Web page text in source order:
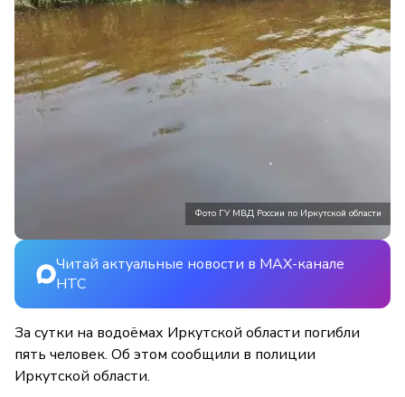
Фото ГУ МВД России по Иркутской области
Читай актуальные новости в MAX-канале
НТС
За сутки на водоёмах Иркутской области погибли
пять человек. Об этом сообщили в полиции
Иркутской области.